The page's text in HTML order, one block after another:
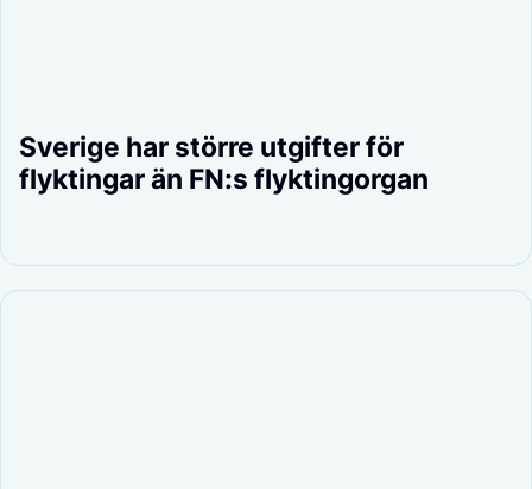
Sverige har större utgifter för
flyktingar än FN:s flyktingorgan